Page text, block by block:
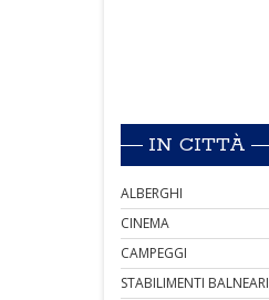
IN CITTÀ
ALBERGHI
CINEMA
CAMPEGGI
STABILIMENTI BALNEARI